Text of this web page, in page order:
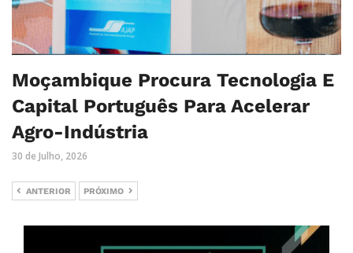
Moçambique Procura Tecnologia E
Capital Português Para Acelerar
Agro-Indústria
30 de Julho, 2026
ANTERIOR PRÓXIMO